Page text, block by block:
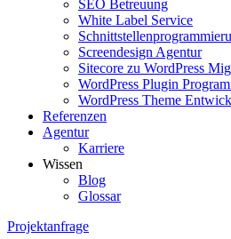
SEO Betreuung
White Label Service
Screendesign Agentur
Sitecore zu WordPress
WordPress Plugin
WordPress Theme
Referenzen
Agentur
Karriere
Wissen
Blog
Glossar
Projektanfrage